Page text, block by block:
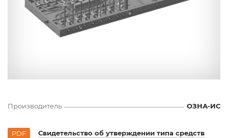
Производитель ОЗНА-ИС
PDF
Свидетельство об утверждении типа средств